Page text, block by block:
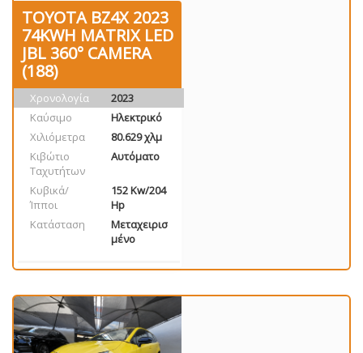
TOYOTA BZ4X 2023
74KWH MATRIX LED
JBL 360° CAMERA
(188)
Χρονολογία
2023
Καύσιμο
Ηλεκτρικό
Χιλιόμετρα
80.629 χλμ
Κιβώτιο
Ταχυτήτων
Αυτόματο
Κυβικά/
Ίπποι
152 Kw/204
Hp
Κατάσταση
Μεταχειρισ
μένο